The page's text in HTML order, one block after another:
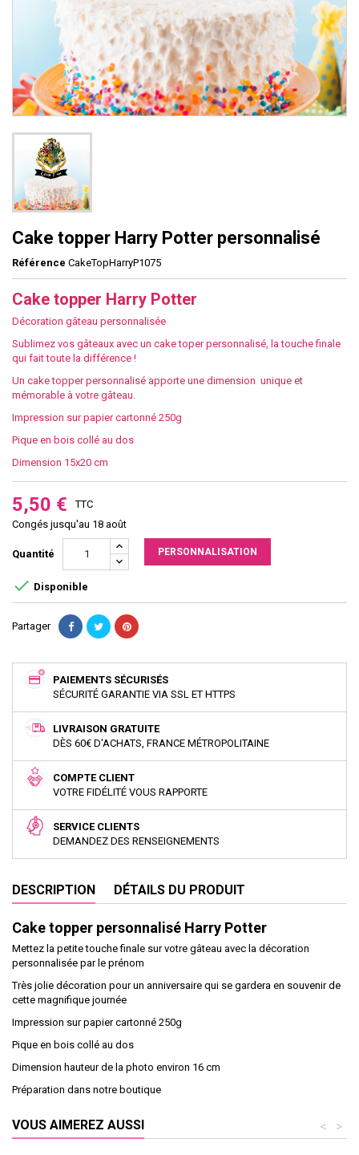
Cake topper Harry Potter personnalisé
Référence CakeTopHarryP1075
Cake topper Harry Potter
Décoration gâteau personnalisée
Sublimez vos gâteaux avec un cake toper personnalisé, la touche finale
qui fait toute la différence !
Un cake topper personnalisé apporte une dimension unique et
mémorable à votre gâteau.
Impression sur papier cartonné 250g
Pique en bois collé au dos
Dimension 15x20 cm
5,50 €
TTC
Congés jusqu'au 18 août
Quantité PERSONNALISATION
 Disponible
Partager
PAIEMENTS SÉCURISÉS
SÉCURITÉ GARANTIE VIA SSL ET HTTPS
LIVRAISON GRATUITE
DÈS 60€ D'ACHATS, FRANCE MÉTROPOLITAINE
COMPTE CLIENT
VOTRE FIDÉLITÉ VOUS RAPPORTE
SERVICE CLIENTS
DEMANDEZ DES RENSEIGNEMENTS
DESCRIPTION DÉTAILS DU PRODUIT
Cake topper personnalisé Harry Potter
Mettez la petite touche finale sur votre gâteau avec la décoration
personnalisée par le prénom
Très jolie décoration pour un anniversaire qui se gardera en souvenir de
cette magnifique journée
Impression sur papier cartonné 250g
Pique en bois collé au dos
Dimension hauteur de la photo environ 16 cm
Préparation dans notre boutique
VOUS AIMEREZ AUSSI >
<